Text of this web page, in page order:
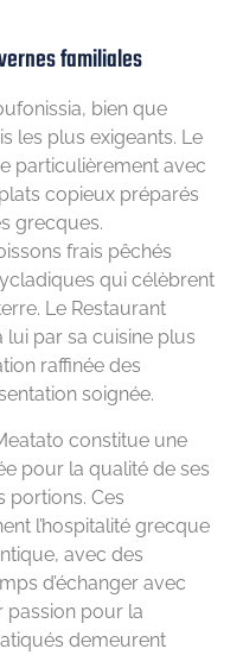
familiales
bien que
les plus exigeants. Le
particulièrement avec
copieux préparés
grecques.
frais pêchés
qui célèbrent
Le Restaurant
lui par sa cuisine plus
raffinée des
soignée.
constitue une
pour la qualité de ses
portions. Ces
l’hospitalité grecque
avec des
d’échanger avec
passion pour la
demeurent